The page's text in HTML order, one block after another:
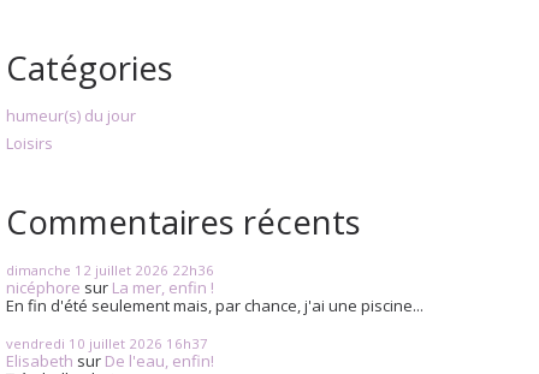
Catégories
humeur(s) du jour
Loisirs
Commentaires récents
dimanche 12 juillet 2026 22h36
nicéphore sur La mer, enfin !
En fin d'été seulement mais, par chance, j'ai une piscine...
vendredi 10 juillet 2026 16h37
Elisabeth sur De l'eau, enfin!